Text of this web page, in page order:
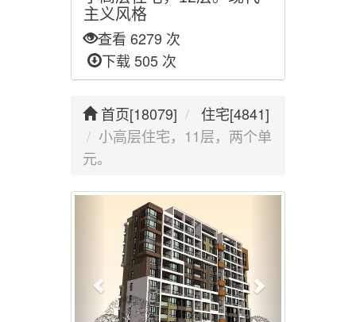
主义风格
查看 6279 次
下载 505 次
首页[18079]
住宅[4841]
小高层住宅，11层，两个单
元。